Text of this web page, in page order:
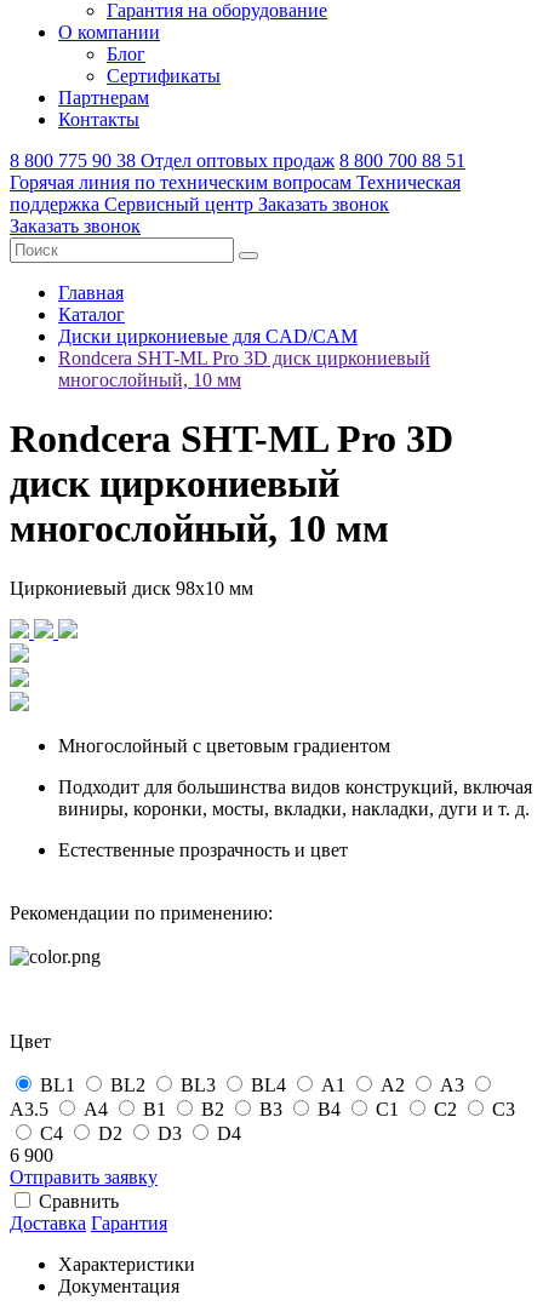
Гарантия на оборудование
О компании
Блог
Сертификаты
Партнерам
Контакты
8 800 775 90 38 Отдел оптовых продаж 8 800 700 88 51
Горячая линия по техническим вопросам Техническая
поддержка Сервисный центр Заказать звонок
Заказать звонок
Главная
Каталог
Диски циркониевые для CAD/CAM
Rondcera SHT-ML Pro 3D диск циркониевый
многослойный, 10 мм
Rondcera SHT-ML Pro 3D
диск циркониевый
многослойный, 10 мм
Циркониевый диск 98х10 мм
Многослойный с цветовым градиентом
Подходит для большинства видов конструкций, включая
виниры, коронки, мосты, вкладки, накладки, дуги и т. д.
Естественные прозрачность и цвет
Рекомендации по применению:
Цвет
BL1 BL2 BL3 BL4 А1 А2
А3
А3.5
А4 B1 B2 B3 B4 С1 С2
С3
С4
D2 D3
D4
6 900
Отправить заявку
Сравнить
Доставка Гарантия
Характеристики
Документация